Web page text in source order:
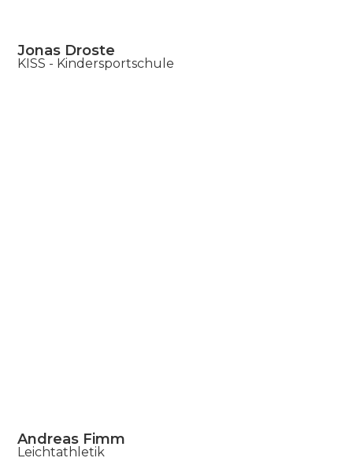
Jonas Droste
KISS - Kindersportschule
Andreas Fimm
Leichtathletik